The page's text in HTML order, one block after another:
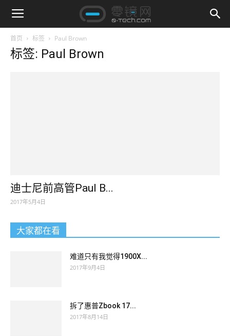
首页 标签 Paul Brown
标签: Paul Brown
迪士尼前高管Paul B...
2017年5月4日
大家都在看
难道只有我觉得1900X...
2017年9月4日
拆了惠普Zbook 17...
2017年8月14日